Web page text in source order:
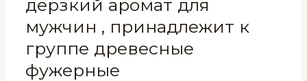
дерзкий аромат для
мужчин , принадлежит к
группе древесные
фужерные